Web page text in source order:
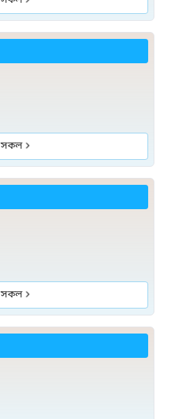
সকল
সকল